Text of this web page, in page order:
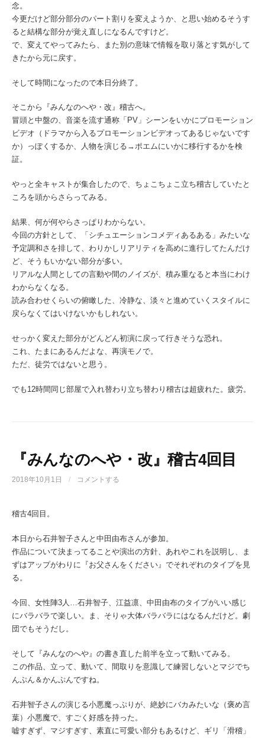
念。
今更だけど部分部分のパート割りを変えようか、と思い始めるそうす
ると結構な部分が覚え直しになるんですけど。
で、変えてやってみたら、また別の意味で情報を取り落とす気がして
きたから元に戻す。
そして時間になったので本日分終了。
そこから『みんなのへや・改』稽古へ。
冒頭と中盤の、音楽を流す通称「PV」シーンをいかにプロモーション
ビデオ（ドラマから入るプロモーションビデオってあるじゃないです
か）っぽくするか、人物を演じる→ポエムにいかに移行するかを検
証。
やっと全キャストが集合したので、ちょこちょこ立ち稽古していたと
ころを頭からさらってみる。
結果、何が何やらさっぱりわからない。
今回の方針として、「シチュエーションコメディあるある」みたいな
予定調和さを排して、わりかしリアリティを高めに進行してたんだけ
ど、そうもいかない部分が多い。
リアルな人間としての言動や間のノイズが、積み重なると本当にわけ
わからなくなる。
読み合わせくらいの俯瞰した、冷静な、淡々と進めていくスタイルに
戻らなくてはいけないかもしれない。
せっかく変えた部分がどんどん初演に戻って行きそうな恐れ。
これ、たまにあるんだよな、再演モノで。
ただ、徒労ではないと思う。
でも12時間同じ部屋で入れ替わり立ち替わり稽古は超疲れた。疲労。
『みんなのへや・改』稽古4回目
2018年10月1日 / コメントする
稽古4回目。
本日から石井智子さんと中田由布さんが参加。
作品について決まってることや演出の方針、あれやこれを説明し、ま
ずはアップがわりに『お父さんをください』でそれぞれのタイプを見
る。
今回、女性陣3人…石井智子、江益凛、中田由布のタイプがいい感じ
にバラバラで楽しい。ま、そりゃ大体バラバラにはなるんだけど。劇
団でもそうだし。
そして『みんなのへや』の書き直した前半を立って動いてみる。
この作品、立って、動いて、間取りを意識して練習しないとマジでち
んぷん＆かんぷんですね。
石井智子さんの演じる小悪魔っぷりが、絶妙にバカみたいな（褒め言
葉）小悪魔で、すごく好感を持った。
嘘すぎず、マジすぎす、素直に可愛い部分もあるけど、ギリ「滑稽」